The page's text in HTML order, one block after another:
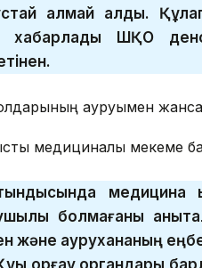
алмай қалды.
ШҚО
ауруымен
медициналық мекеме
медицина
болмағаны
және аурухананың